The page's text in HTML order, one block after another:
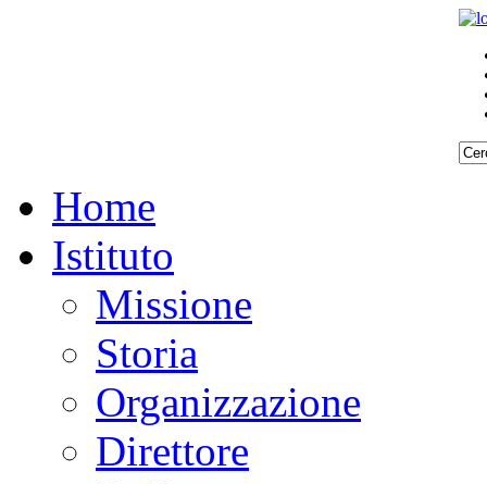
Home
Istituto
Missione
Storia
Organizzazione
Direttore